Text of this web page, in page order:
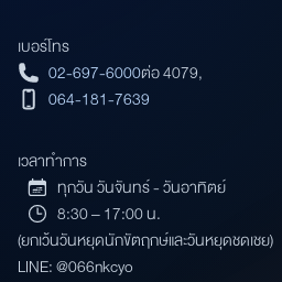
เบอร์โทร
02-697-6000ต่อ 4079,
064-181-7639
เวลาทำการ
ทุกวัน วันจันทร์ - วันอาทิตย์
8:30 – 17:00 น.
(ยกเว้นวันหยุดนักขัตฤกษ์และวันหยุดชดเชย)
LINE: @066nkcyo